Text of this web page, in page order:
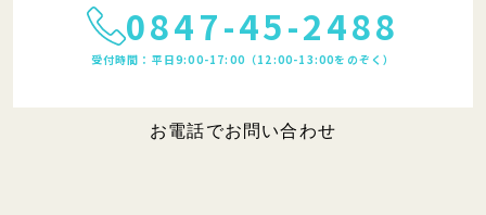
0847-45-2488
受付時間：平日9:00-17:00（12:00-13:00をのぞく）
お電話でお問い合わせ